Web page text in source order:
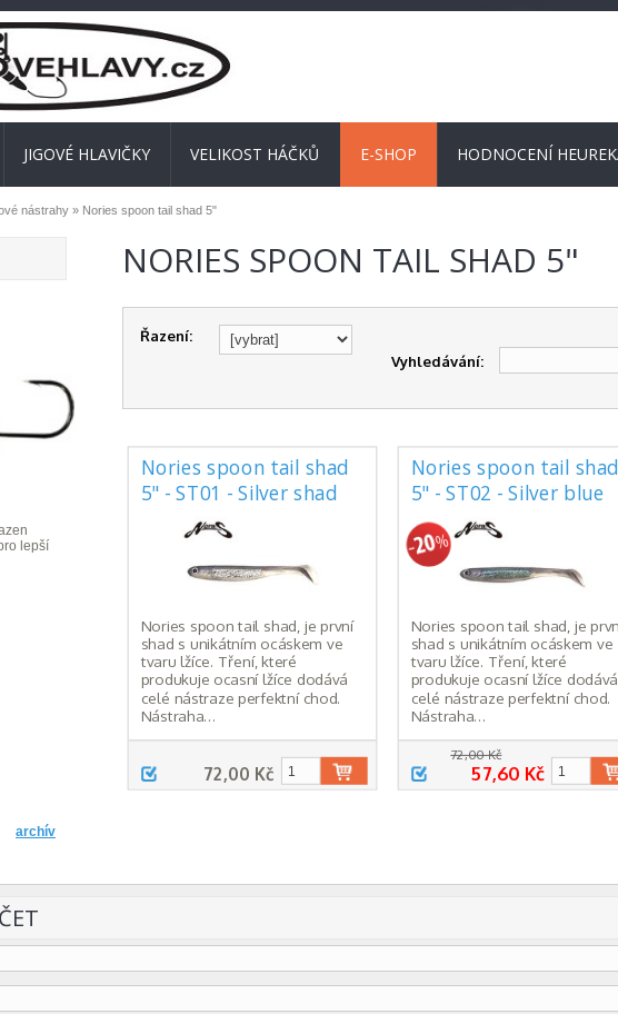
JIGOVÉ HLAVIČKY VELIKOST HÁČKŮ E-SHOP HODNOCENÍ
nástrahy » Nories spoon tail shad 5"
NORIES SPOON TAIL SHAD 5"
Řazení:
Vyhledávání:
Nories spoon tail shad
5" - ST01 - Silver shad
72,00 Kč
Nories spoon tail shad, je první
shad s unikátním ocáskem ve
tvaru lžíce. Tření, které
produkuje ocasní lžíce dodává
celé nástraze perfektní chod.
Nástraha…
Nories spoon tail shad
5" - ST02 - Silver blue
72,00 Kč
57,60 Kč
Nories spoon tail shad, je
shad s unikátním ocáskem ve
tvaru lžíce. Tření, které
produkuje ocasní lžíce dodává
celé nástraze perfektní chod.
Nástraha…
lepší
archív